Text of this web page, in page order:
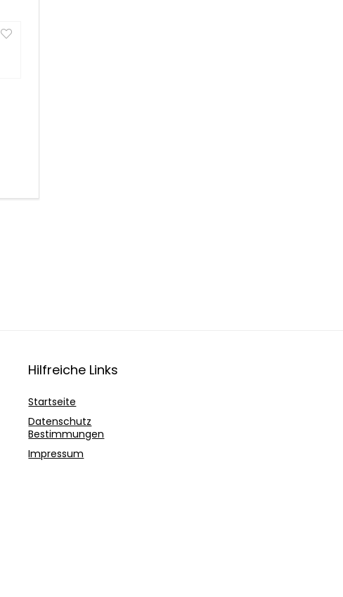
Hilfreiche Links
Startseite
Datenschutz
Bestimmungen
Impressum